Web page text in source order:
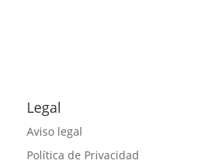
Legal
Aviso legal
Política de Privacidad